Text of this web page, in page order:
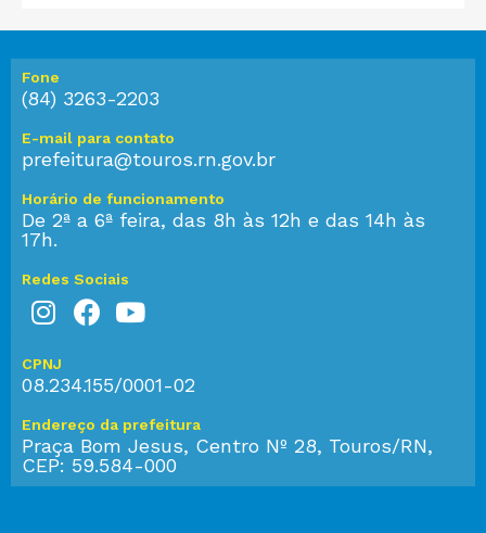
Fone
(84) 3263-2203
E-mail para contato
prefeitura@touros.rn.gov.br
Horário de funcionamento
De 2ª a 6ª feira, das 8h às 12h e das 14h às
17h.
Redes Sociais
CPNJ
08.234.155/0001-02
Endereço da prefeitura
Praça Bom Jesus, Centro Nº 28, Touros/RN,
CEP: 59.584-000